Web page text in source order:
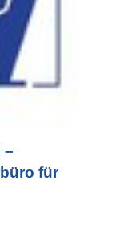
–
für